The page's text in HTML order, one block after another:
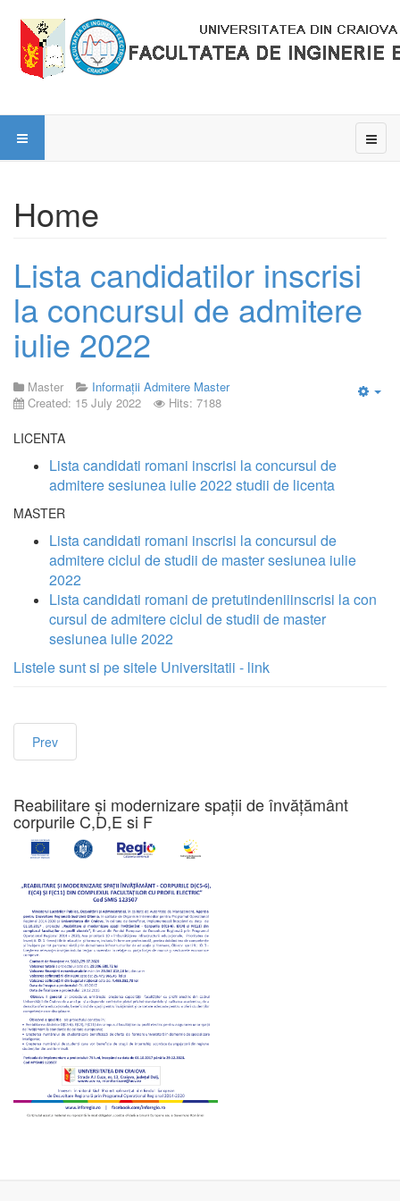
Home
Lista candidatilor inscrisi
la concursul de admitere
iulie 2022
Master
Informații Admitere Master
Created: 15 July 2022
Hits: 7188
LICENTA
Lista candidati romani inscrisi la concursul de
admitere sesiunea iulie 2022 studii de licenta
MASTER
Lista candidati romani inscrisi la concursul de
admitere ciclul de studii de master sesiunea iulie
2022
Lista candidati romani de pretutindeniiinscrisi la con
cursul de admitere ciclul de studii de master
sesiunea iulie 2022
Listele sunt si pe sitele Universitatii - link
Prev
Reabilitare și modernizare spații de învățământ
corpurile C,D,E si F